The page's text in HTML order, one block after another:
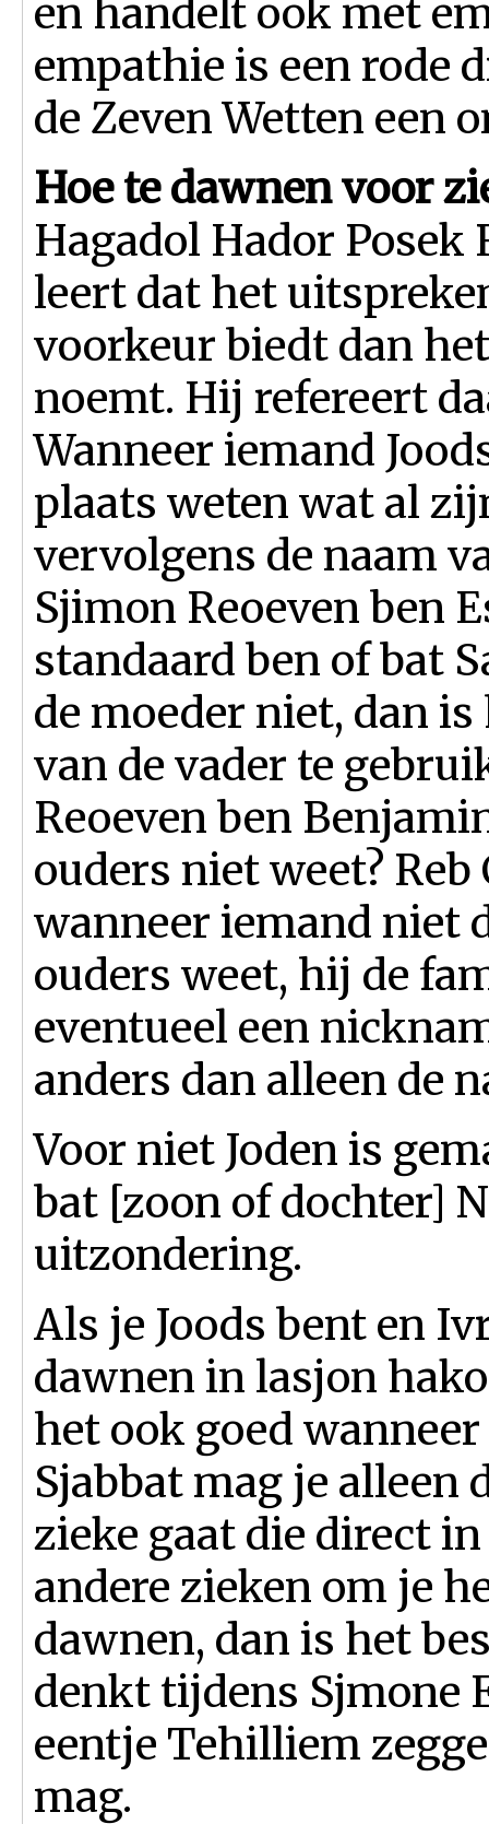
en handelt ook met
empathie is een rode
de Zeven Wetten een
Hoe te dawnen voor
Hagadol Hador
leert dat het
voorkeur biedt dan
noemt. Hij refereert
Wanneer iemand
plaats weten wat al
vervolgens de naam
Sjimon Reoeven ben
standaard ben of bat
de moeder niet, dan
van de vader te
Reoeven ben
ouders niet weet?
wanneer iemand niet
ouders weet, hij de
eventueel een
anders dan alleen de
Voor niet Joden is
bat [zoon of dochter]
uitzondering.
Als je Joods bent en
dawnen in lasjon
het ook goed
Sjabbat mag je alleen
zieke gaat die direct
andere zieken om je
dawnen, dan is het
denkt tijdens Sjmone
eentje Tehilliem
mag.